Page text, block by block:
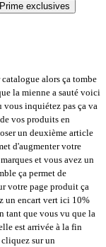
exclusives
alors ça tombe
la mienne a sauté voici
vous inquiétez pas ça va
vos produits en
un deuxième article
d'augmenter votre
et vous avez un
ça permet de
votre page produit ça
un encart vert ici 10%
tant que vous vu que la
est arrivée à la fin
sur un